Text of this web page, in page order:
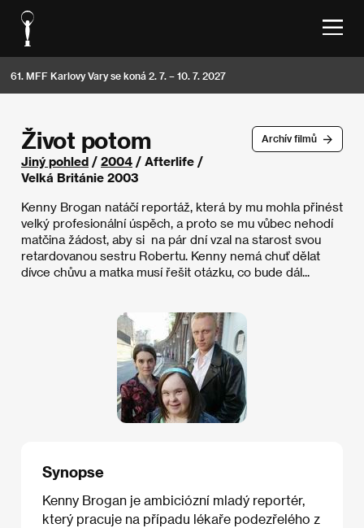
61. MFF Karlovy Vary se koná 2. 7. – 10. 7. 2027
Archív filmů
Život potom
Jiný pohled / 2004 / Afterlife /
Velká Británie 2003
Kenny Brogan natáčí reportáž, která by mu mohla přinést
velký profesionální úspěch, a proto se mu vůbec nehodí
matčina žádost, aby si na pár dní vzal na starost svou
retardovanou sestru Robertu. Kenny nemá chuť dělat
dívce chůvu a matka musí řešit otázku, co bude dál...
Synopse
Kenny Brogan je ambiciózní mladý reportér,
který pracuje na případu lékaře podezřelého z